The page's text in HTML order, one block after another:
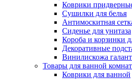
Коврики
Сушилки для белья
Антимоскитная
Сиденье для унитаза
Короба и корзинки
Декоративные
Винилискожа
Товары для ванной
Коврики для ванной